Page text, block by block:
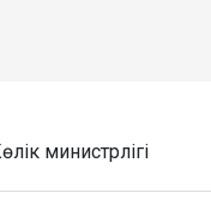
министрлігі